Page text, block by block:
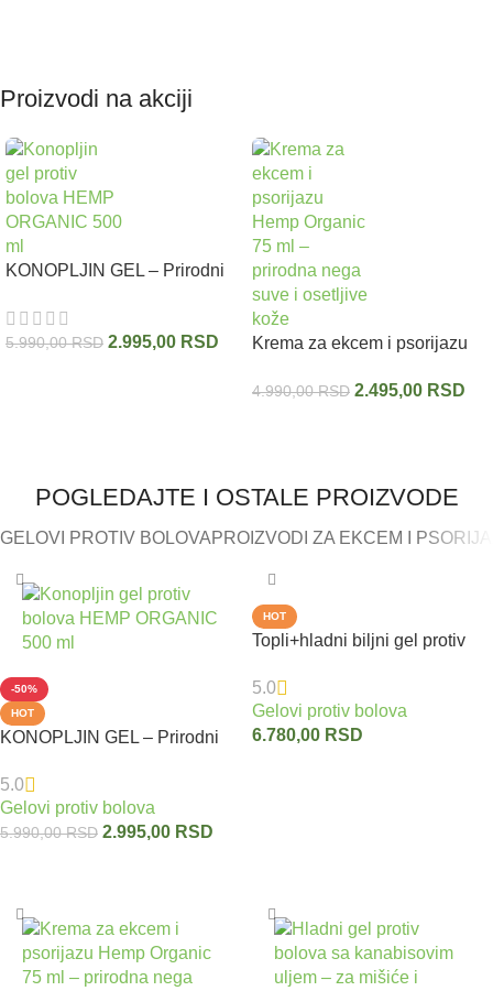
Proizvodi na akciji
KONOPLJIN GEL – Prirodni
uljem semena konoplje
HEMP ORGANIC 500 ml
5.990,00RSD 2.995,00 RSD
Krema za ekcem i psorijazu
ORGANIC 75 ml
4.990,00RSD 2.495,00 RSD
POGLEDAJTE I OSTALE PROIZVODE
GELOVI PROTIV BOLOVAPROIZVODI ZA EKCEM I
-50%
HOT
KONOPLJIN GEL – Prirodni
semena konoplje HEMP
ORGANIC 500 ml
5.0
Gelovi protiv bolova
5.990,00RSD 2.995,00 RSD
HOT
Topli+hladni biljni gel protiv
ml
5.0
Gelovi protiv bolova
6.780,00 RSD